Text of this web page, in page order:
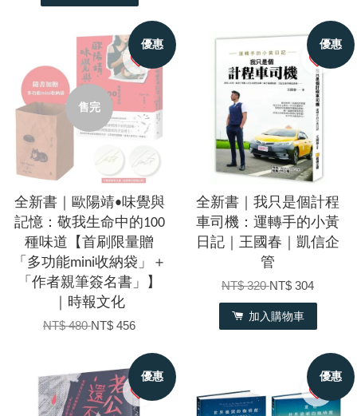
優惠
售完
全新書｜歐陽靖•味覺與
記憶：敬我生命中的100
種味道【首刷限量贈
「多功能mini收納袋」＋
「作者親筆簽名書」】
｜時報文化
NT$ 480NT$ 456
優惠
全新書｜我只是個計程
車司機：運轉手的小黃
日記｜王國春｜凱信企
管
NT$ 320NT$ 304
加入購物車
優惠 優惠